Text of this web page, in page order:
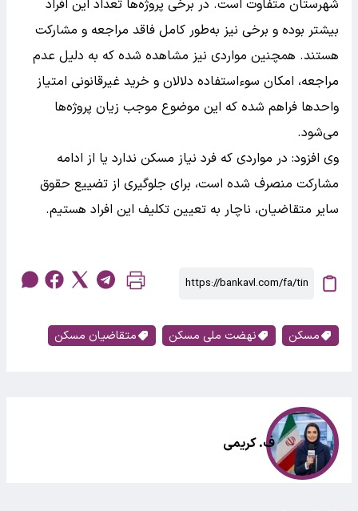
شهرستان متفاوت است. در برخی پروژه‌ها تعداد این افراد
بیشتر بوده و برخی نیز به‌طور کامل فاقد مراجعه و مشارکت
هستند. همچنین مواردی نیز مشاهده شده که به دلیل عدم
مراجعه، امکان سوءاستفاده دلالان و خرید غیرقانونی امتیاز
واحدها فراهم شده که این موضوع موجب زیان پروژه‌ها
می‌شود.
وی افزود: در مواردی که فرد نیاز مسکن ندارد یا از ادامه
مشارکت منصرف شده است، برای جلوگیری از تضییع حقوق
سایر متقاضیان، ناچار به تعیین تکلیف این افراد هستیم.
مسکن نهضت ملی مسکن متقاضیان مسکن
ف. کریمی